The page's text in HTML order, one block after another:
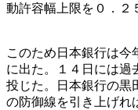
動許容幅上限を０．２
このため日本銀行は今
に出た。１４日には過
投じた。日本銀行の黒
の防御線を引き上げれ